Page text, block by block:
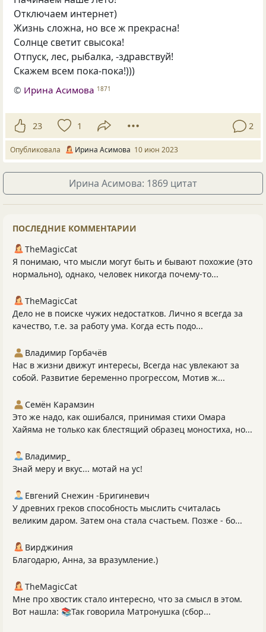
Отключаем интернет)
Жизнь сложна, но все ж прекрасна!
Солнце светит свысока!
Отпуск, лес, рыбалка, -здравствуй!
Скажем всем пока-пока!)))
© Ирина Асимова 1871
23 1 2
Опубликовала Ирина Асимова 10 июн 2023
Ирина Асимова: 1869 цитат
ПОСЛЕДНИЕ КОММЕНТАРИИ
TheMagicCat
Я понимаю, что мысли могут быть и бывают похожие (это
нормально), однако, человек никогда почему-то...
TheMagicCat
Дело не в поиске чужих недостатков. Лично я всегда за
качество, т.е. за работу ума. Когда есть подо...
Владимир Горбачёв
Нас в жизни движут интересы, Всегда нас увлекают за
собой. Развитие беременно прогрессом, Мотив ж...
Семён Карамзин
Это же надо, как ошибался, принимая стихи Омара
Хайяма не только как блестящий образец моностиха, но...
Владимир_
Знай меру и вкус... мотай на ус!
Евгений Снежин -Бригиневич
У древних греков способность мыслить считалась
великим даром. Затем она стала счастьем. Позже - бо...
Вирджиния
Благодарю, Анна, за вразумление.)
TheMagicCat
Мне про хвостик стало интересно, что за смысл в этом.
Вот нашла: 📚Так говорила Матронушка (сбор...